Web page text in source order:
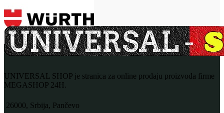
UNIVERSAL SHOP je stranica za online prodaju proizvoda firme
MEGASHOP 24H.
26000, Srbija, Pančevo